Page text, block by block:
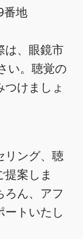
番地
は、眼鏡市
い。聴覚の
けましょ
リング、聴
案しま
ろん、アフ
ートいたし